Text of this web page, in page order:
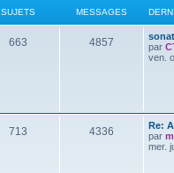
SUJETS MESSAGES
663S
e
t
4857
s
D
e
r
e
s
s
a
par
ven.
713S
4336
D
e
r
Re:
par
mer.